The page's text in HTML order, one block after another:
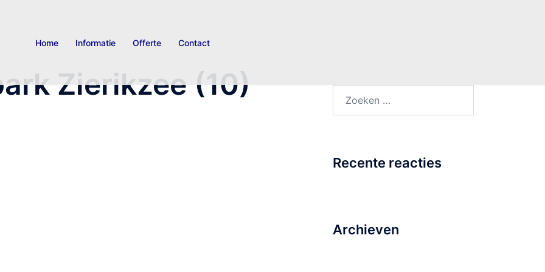
Home Informatie Offerte Contact
Zierikzee (10)
Recente reacties
Archieven